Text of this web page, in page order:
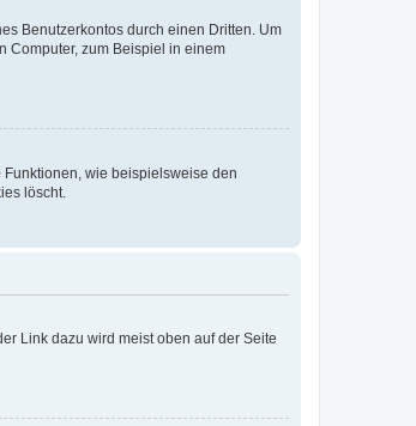
Benutzerkontos durch einen Dritten. Um
Computer, zum Beispiel in einem
wie beispielsweise den
löscht.
Link dazu wird meist oben auf der Seite